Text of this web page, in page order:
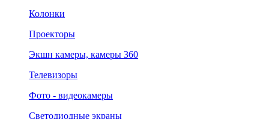
Колонки
Проекторы
Экшн камеры, камеры 360
Телевизоры
Фото - видеокамеры
Светодиодные экраны